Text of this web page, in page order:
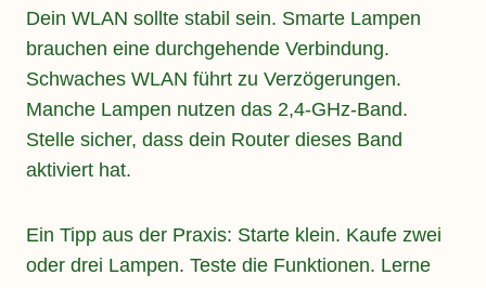
Dein WLAN sollte stabil sein. Smarte Lampen
brauchen eine durchgehende Verbindung.
Schwaches WLAN führt zu Verzögerungen.
Manche Lampen nutzen das 2,4-GHz-Band.
Stelle sicher, dass dein Router dieses Band
aktiviert hat.
Ein Tipp aus der Praxis: Starte klein. Kaufe zwei
oder drei Lampen. Teste die Funktionen. Lerne